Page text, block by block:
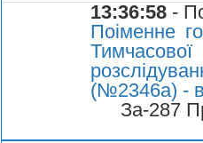
13:36:58 -
Поіменне
Тимчасової
(№2346а) -
За-287